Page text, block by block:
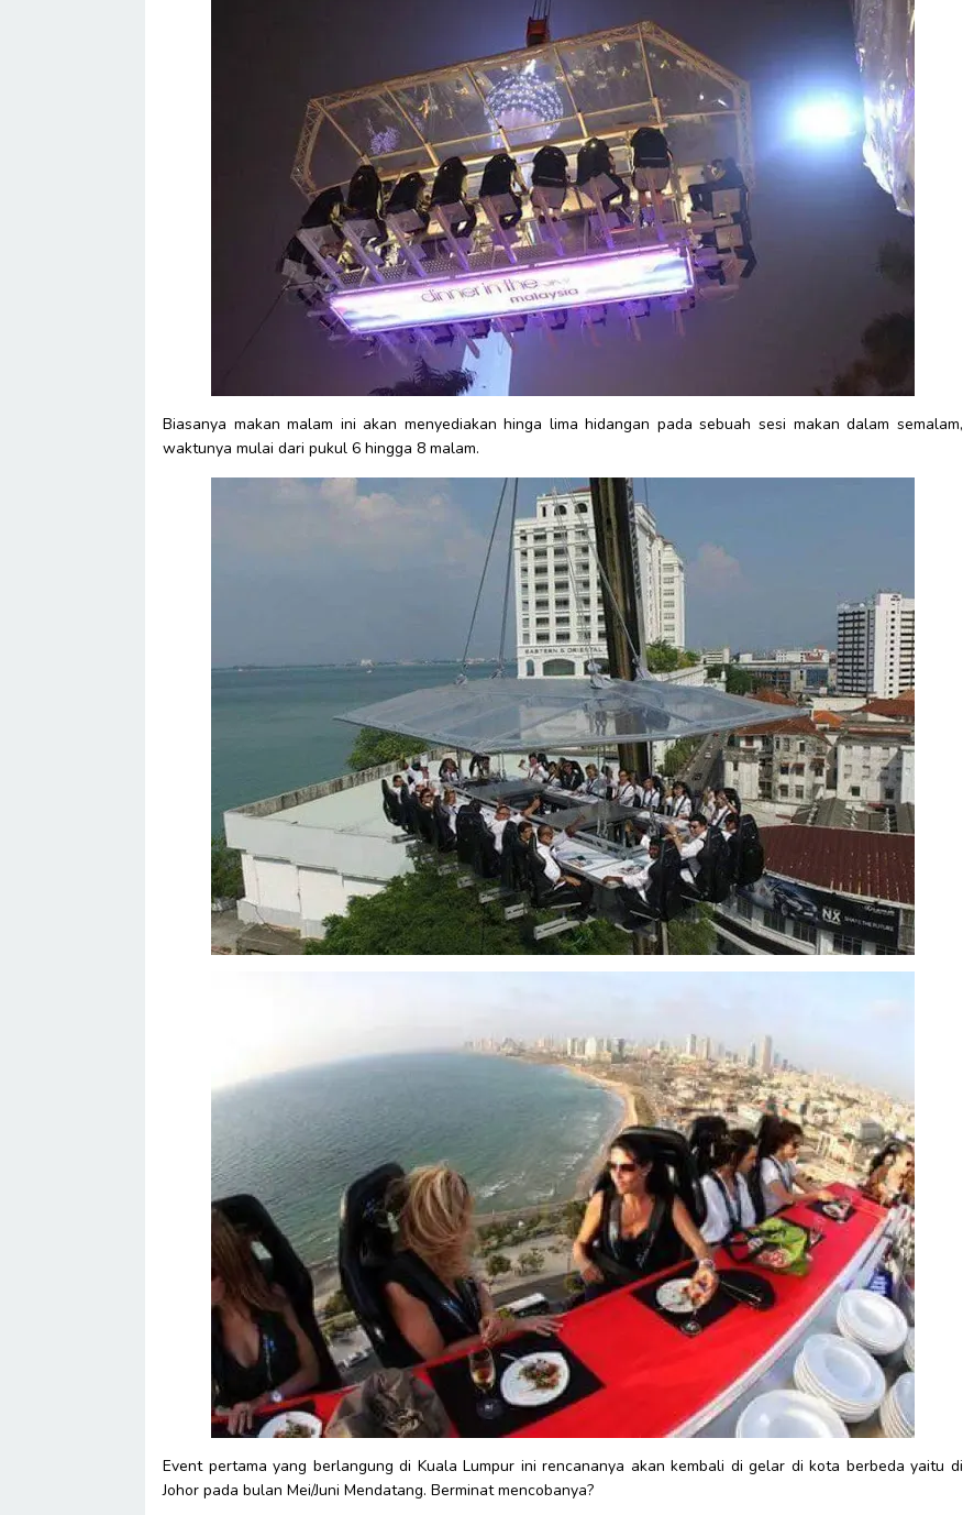
Biasanya makan malam ini akan menyediakan hinga lima hidangan pada sebuah sesi makan dalam semalam,
waktunya mulai dari pukul 6 hingga 8 malam.
Event pertama yang berlangung di Kuala Lumpur ini rencananya akan kembali di gelar di kota berbeda yaitu di
Johor pada bulan Mei/Juni Mendatang. Berminat mencobanya?